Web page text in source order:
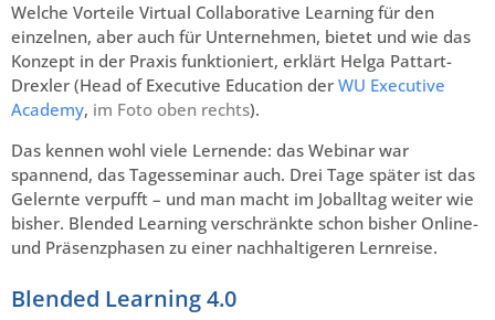
Welche Vorteile Virtual Collaborative Learning für den
einzelnen, aber auch für Unternehmen, bietet und wie das
Konzept in der Praxis funktioniert, erklärt Helga Pattart-
Drexler (Head of Executive Education der WU Executive
Academy, im Foto oben rechts).
Das kennen wohl viele Lernende: das Webinar war
spannend, das Tagesseminar auch. Drei Tage später ist das
Gelernte verpufft – und man macht im Joballtag weiter wie
bisher. Blended Learning verschränkte schon bisher Online-
und Präsenzphasen zu einer nachhaltigeren Lernreise.
Blended Learning 4.0